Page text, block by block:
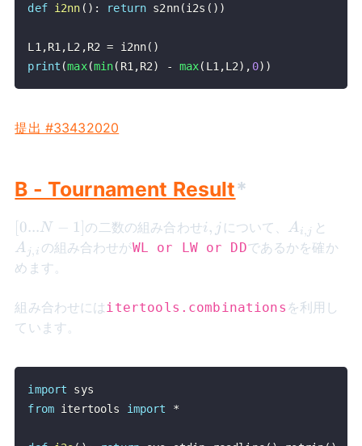
def i2nn ( ) : return s2nn(i2s ( ) )
L1 ,R1 ,L2 ,R2 = i2nn( )
print (max(min( R1 ,R2) - max( L1 ,L2) , 0) )
提出 #33432020
B - Tournament Result*
[0...N-
1]
0...N − 1 の二数の組み合わせi,j
i , j について、 A_{i,j}
Ai, j と
A j, i の組み合わせがWL or LW or DDであるかを確か
めます。
組み合わせには itertools.combinations を利用し
ています。
import
from itertools import *